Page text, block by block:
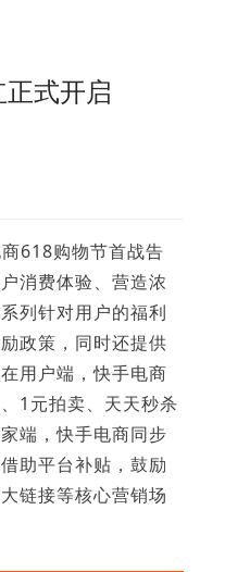
式开启
618购物节首战告
消费体验、营造浓
列针对用户的福利
政策，同时还提供
用户端，快手电商
1元拍卖、天天秒杀
端，快手电商同步
助平台补贴，鼓励
链接等核心营销场